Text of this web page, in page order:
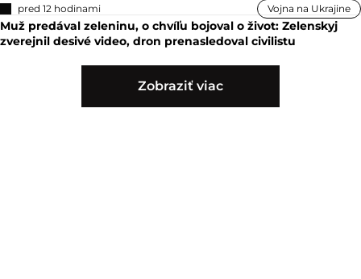
pred 12 hodinami Vojna na Ukrajine
Muž predával zeleninu, o chvíľu bojoval o život: Zelenskyj
zverejnil desivé video, dron prenasledoval civilistu
Zobraziť viac